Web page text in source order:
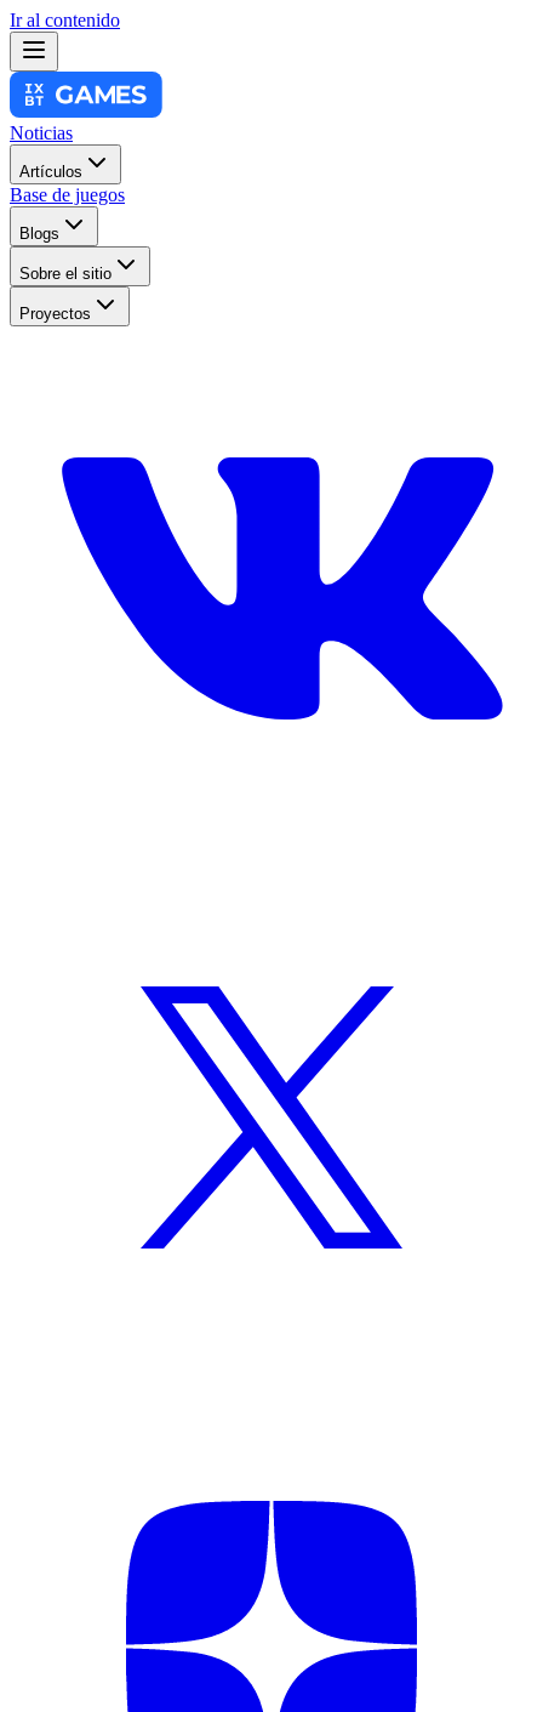
Ir al contenido
Noticias
Artículos
Base de juegos
Blogs
Sobre el sitio
Proyectos